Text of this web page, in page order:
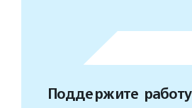
Поддержите